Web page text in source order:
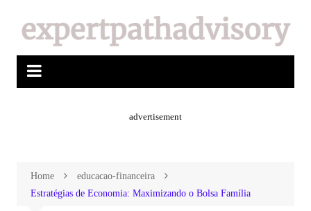
advertisement
Home
educacao-financeira
Estratégias de Economia: Maximizando o Bolsa Família